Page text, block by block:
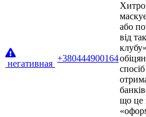
негативная
+380444900164
або
від
що це